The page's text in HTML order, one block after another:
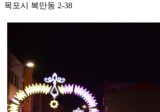
목포시 복만동 2-38